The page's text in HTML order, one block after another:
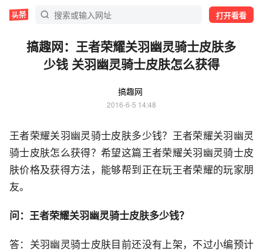
打开看看
搞趣网：王者荣耀关羽幽灵骑士皮肤多
少钱 关羽幽灵骑士皮肤怎么获得
搞趣网
2016-6-5 14:48
王者荣耀关羽幽灵骑士皮肤多少钱？王者荣耀关羽幽灵
骑士皮肤怎么获得？希望这篇王者荣耀关羽幽灵骑士皮
肤价格及获得方法，能够帮到正在玩王者荣耀的玩家朋
友。
问：王者荣耀关羽幽灵骑士皮肤多少钱？
答：关羽幽灵骑士皮肤目前还没有上架，不过小编预计